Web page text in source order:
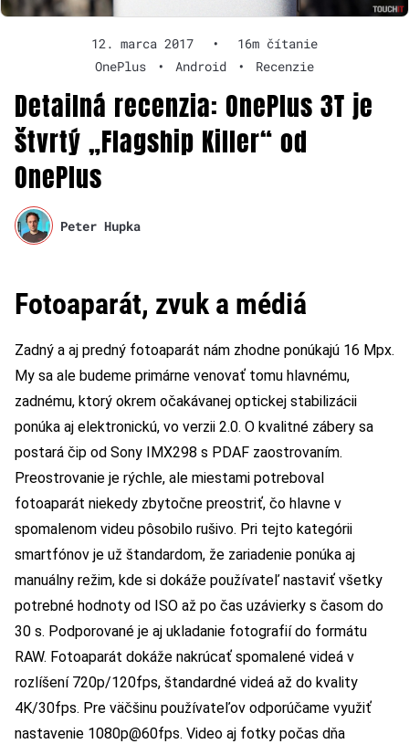
12. marca 2017 •
16m čítanie
OnePlus
• Android • Recenzie
Detailná recenzia: OnePlus 3T je
štvrtý „Flagship Killer“ od
OnePlus
Peter Hupka
Fotoaparát, zvuk a médiá
Zadný a aj predný fotoaparát nám zhodne ponúkajú 16 Mpx.
My sa ale budeme primárne venovať tomu hlavnému,
zadnému, ktorý okrem očakávanej optickej stabilizácii
ponúka aj elektronickú, vo verzii 2.0. O kvalitné zábery sa
postará čip od Sony IMX298 s PDAF zaostrovaním.
Preostrovanie je rýchle, ale miestami potreboval
fotoaparát niekedy zbytočne preostriť, čo hlavne v
spomalenom videu pôsobilo rušivo. Pri tejto kategórii
smartfónov je už štandardom, že zariadenie ponúka aj
manuálny režim, kde si dokáže používateľ nastaviť všetky
potrebné hodnoty od ISO až po čas uzávierky s časom do
30 s. Podporované je aj ukladanie fotografií do formátu
RAW. Fotoaparát dokáže nakrúcať spomalené videá v
rozlíšení 720p/120fps, štandardné videá až do kvality
4K/30fps. Pre väčšinu používateľov odporúčame využiť
nastavenie 1080p@60fps. Video aj fotky počas dňa